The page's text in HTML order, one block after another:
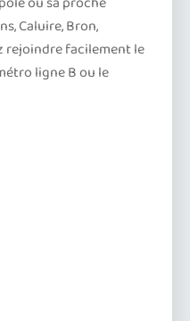
Caluire, Bron,
rejoindre facilement le
ligne B ou le